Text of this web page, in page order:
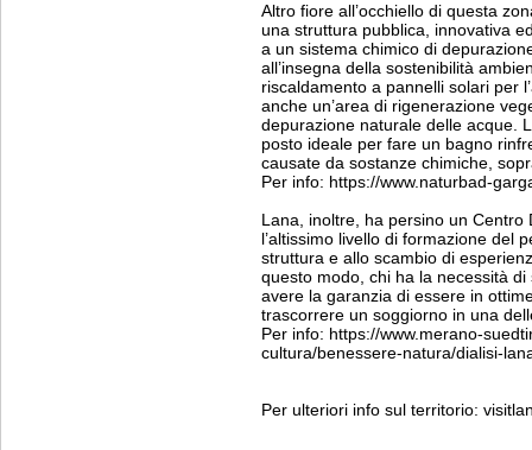
Altro fiore all’occhiello di questa
una struttura pubblica, innovativa
a un sistema chimico di
all’insegna della sostenibilità
riscaldamento a pannelli solari per
anche un’area di rigenerazione
depurazione naturale delle acque.
posto ideale per fare un bagno
causate da sostanze chimiche,
Per info: https://www.naturbad-
Lana, inoltre, ha persino un
l’altissimo livello di formazione del
struttura e allo scambio di
questo modo, chi ha la necessità
avere la garanzia di essere in
trascorrere un soggiorno in una
Per info: https://www.merano-
cultura/benessere-natura/dialisi-
Per ulteriori info sul territorio: